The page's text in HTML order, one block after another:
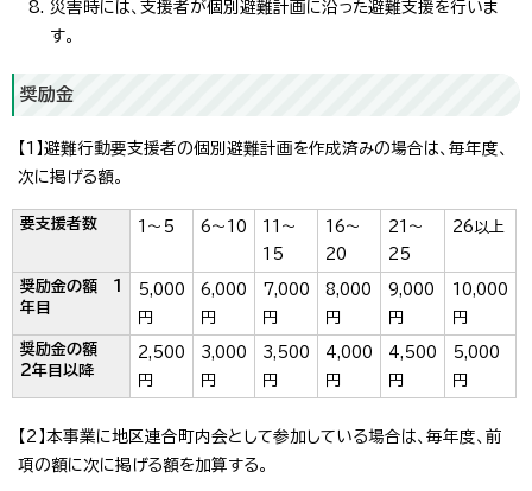
災害時には、支援者が個別避難計画に沿った避難支援を行いま
す。
奨励金
【1】避難行動要支援者の個別避難計画を作成済みの場合は、毎年度、
次に掲げる額。
要支援者数 1～5 6～10
11～
15
16～
20
21～
25
26以上
奨励金の額 1
年目
5,000
円
6,000
円
7,000
円
8,000
円
9,000
円
10,000
円
奨励金の額
2年目以降
2,500
円
3,000
円
3,500
円
4,000
円
4,500
円
5,000
円
【2】本事業に地区連合町内会として参加している場合は、毎年度、前
項の額に次に掲げる額を加算する。